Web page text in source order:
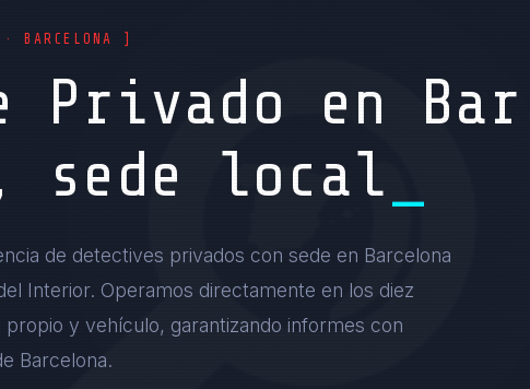
BARCELONA ]
Privado en
sede local
de detectives privados con sede en Barcelona
Interior. Operamos directamente en los diez
y vehículo, garantizando informes con
Barcelona.